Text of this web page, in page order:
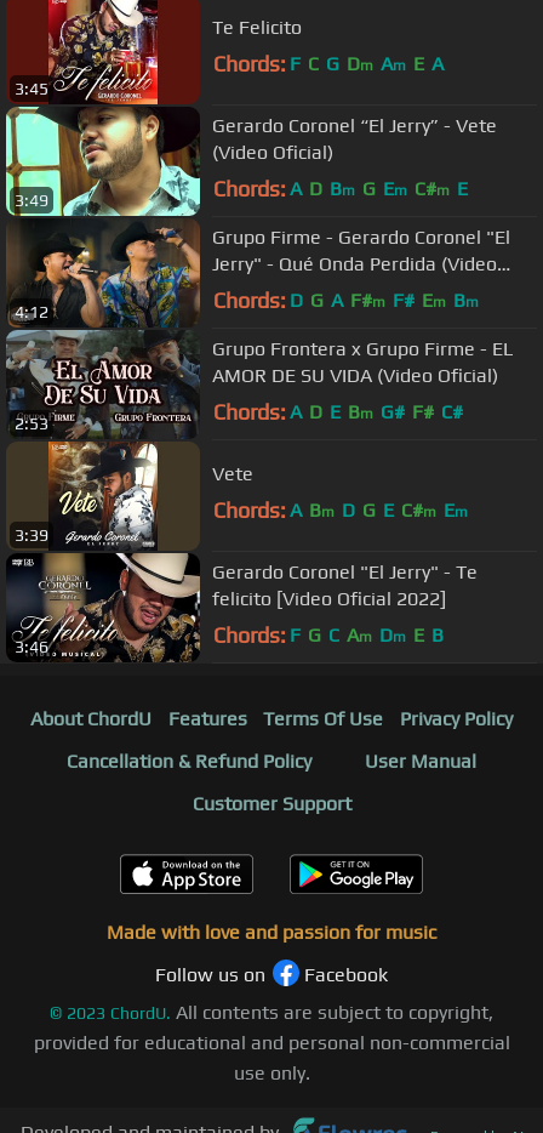
3:45
Te Felicito
Chords: F C G Dm Am E A
3:49
Gerardo Coronel “El Jerry” - Vete
(Video Oficial)
Chords: A D Bm G Em C#m E
4:12
Grupo Firme - Gerardo Coronel "El
Jerry" - Qué Onda Perdida (Video
Oficial)
Chords: D G A F#m F# Em Bm
2:53
Grupo Frontera x Grupo Firme - EL
AMOR DE SU VIDA (Video Oficial)
Chords: A D E Bm G# F# C#
3:39
Vete
Chords: A Bm D G E C#m Em
3:46
Gerardo Coronel "El Jerry" - Te
felicito [Video Oficial 2022]
Chords: F G C Am Dm E B
About ChordU Features Terms Of Use
Privacy Policy
Cancellation & Refund Policy
User Manual
Customer Support
Made with love and passion for music
Follow us on
Facebook
© 2023 ChordU. All contents are subject to copyright,
provided for educational and personal non-commercial
use only.